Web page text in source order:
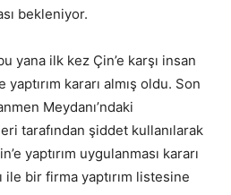
bekleniyor.
yana ilk kez Çin’e karşı insan
kararı almış oldu. Son
Meydanı’ndaki
tarafından şiddet kullanılarak
yaptırım uygulanması kararı
ile bir firma yaptırım listesine